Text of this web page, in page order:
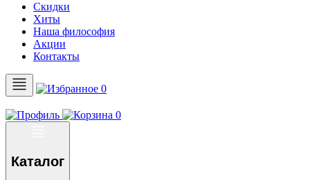
Скидки
Хиты
Наша философия
Акции
Контакты
0
0
Каталог